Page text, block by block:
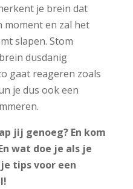
je brein dat
moment en zal het
slapen. Stom
dusdanig
gaat reageren zoals
je dus ook een
jij genoeg? En kom
wat doe je als je
tips voor een